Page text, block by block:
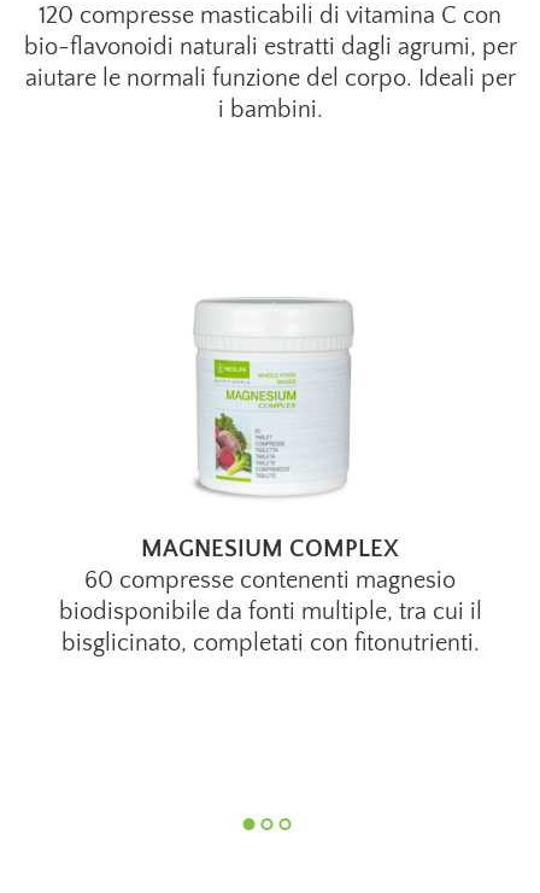
120 compresse masticabili di vitamina C con
bio-flavonoidi naturali estratti dagli agrumi, per
aiutare le normali funzione del corpo. Ideali per
i bambini.
MAGNESIUM COMPLEX
60 compresse contenenti magnesio
biodisponibile da fonti multiple, tra cui il
bisglicinato, completati con fitonutrienti.